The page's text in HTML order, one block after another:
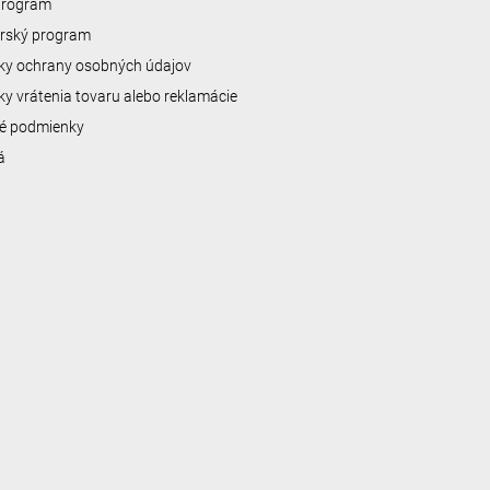
program
ochrany osobných údajov
vrátenia tovaru alebo reklamácie
podmienky